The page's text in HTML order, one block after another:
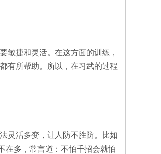
敏捷和灵活。在这方面的训练，
有所帮助。所以，在习武的过程
灵活多变，让人防不胜防。比如
在多，常言道：不怕千招会就怕